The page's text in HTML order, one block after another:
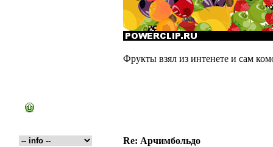
Фрукты взял из интенете и сам
Re: Арчимбольдо